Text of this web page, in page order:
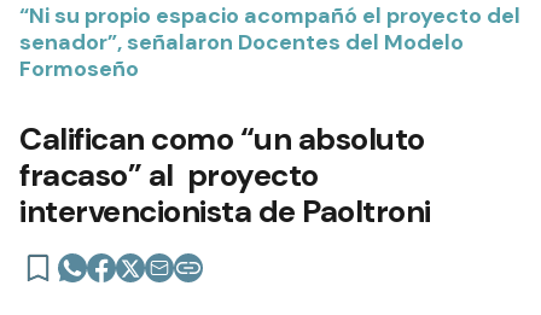
“Ni su propio espacio acompañó el proyecto del
senador”, señalaron Docentes del Modelo
Formoseño
Califican como “un absoluto
fracaso” al proyecto
intervencionista de Paoltroni